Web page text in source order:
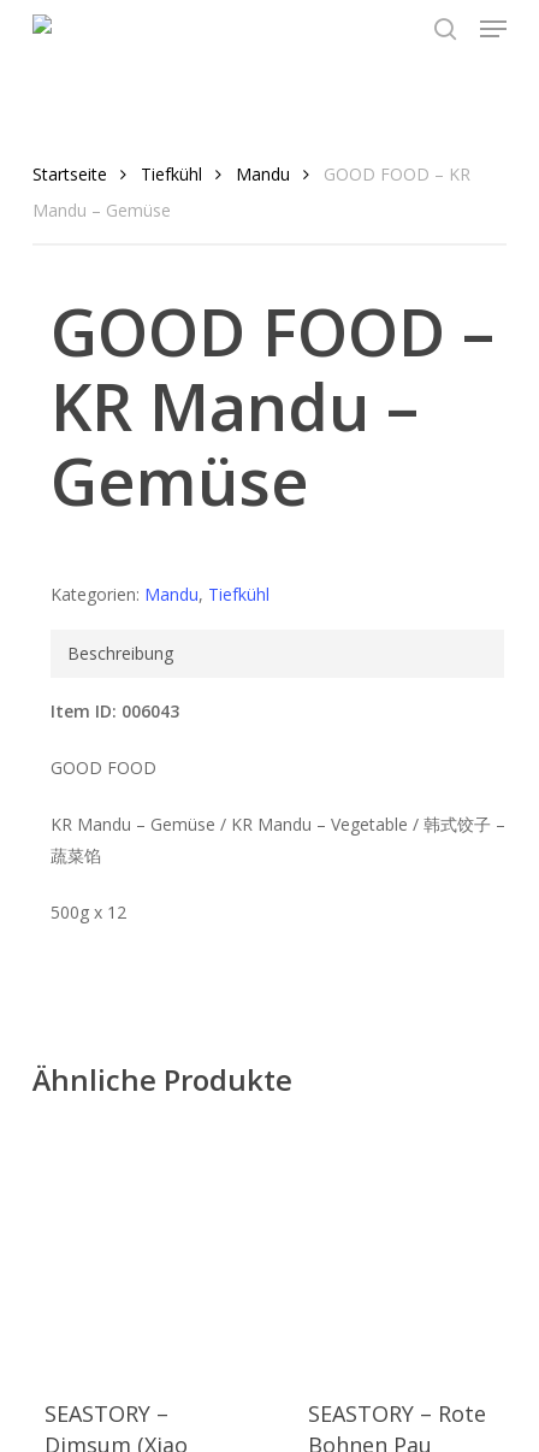
Menu
Startseite Tiefkühl Mandu
GOOD FOOD – KR
Mandu – Gemüse
GOOD FOOD –
KR Mandu –
Gemüse
Kategorien: Mandu, Tiefkühl
Beschreibung
Item ID: 006043
GOOD FOOD
KR Mandu – Gemüse / KR Mandu – Vegetable / 韩式饺子 –
蔬菜馅
500g x 12
Ähnliche Produkte
SEASTORY –
Dimsum (Xiao
SEASTORY – Rote
Bohnen Pau